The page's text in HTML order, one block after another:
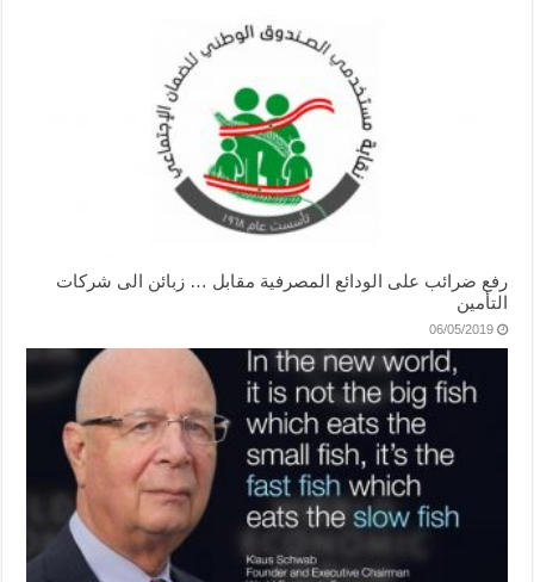
رفع ضرائب على الودائع المصرفية مقابل … زبائن الى شركات
التأمين
06/05/2019